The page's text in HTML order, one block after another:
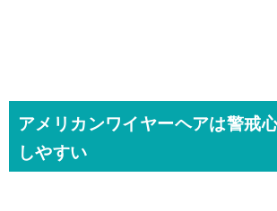
アメリカンワイヤーヘアは警戒
しやすい